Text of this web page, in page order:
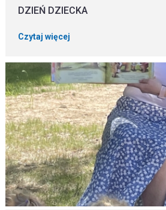
DZIEŃ DZIECKA
Czytaj więcej